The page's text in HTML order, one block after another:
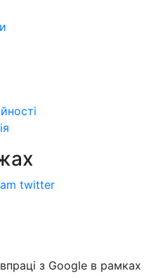
twitter
з Google в рамках